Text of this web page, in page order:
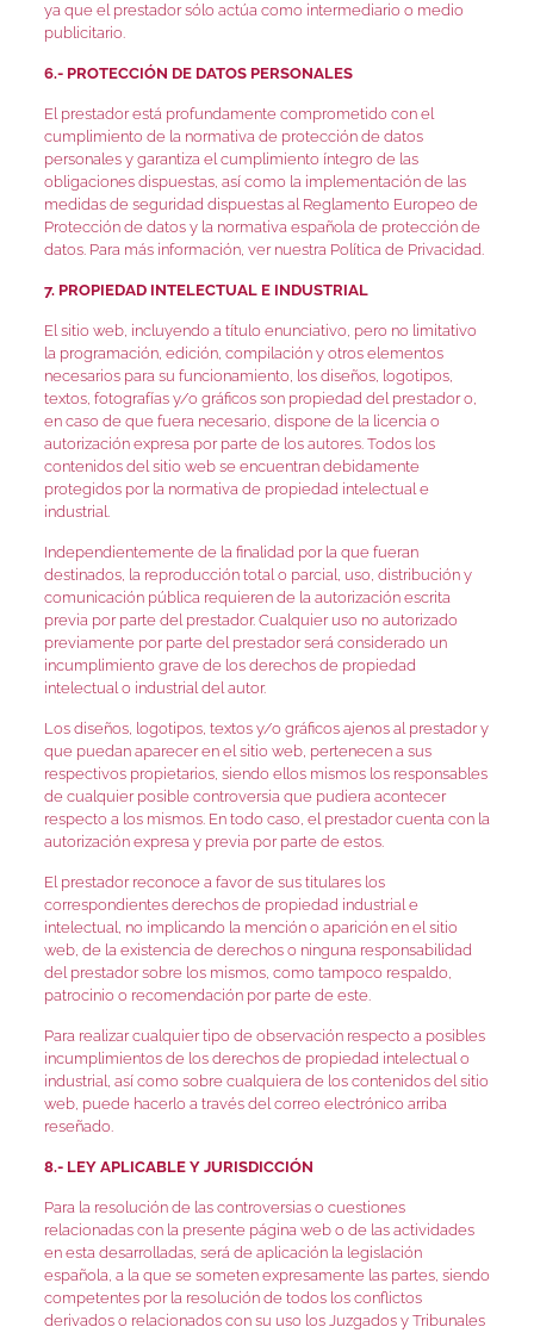
ya que el prestador sólo actúa como intermediario o medio
publicitario.
6.- PROTECCIÓN DE DATOS PERSONALES
El prestador está profundamente comprometido con el
cumplimiento de la normativa de protección de datos
personales y garantiza el cumplimiento íntegro de las
obligaciones dispuestas, así como la implementación de las
medidas de seguridad dispuestas al Reglamento Europeo de
Protección de datos y la normativa española de protección de
datos. Para más información, ver nuestra Política de Privacidad.
7. PROPIEDAD INTELECTUAL E INDUSTRIAL
El sitio web, incluyendo a título enunciativo, pero no limitativo
la programación, edición, compilación y otros elementos
necesarios para su funcionamiento, los diseños, logotipos,
textos, fotografías y/o gráficos son propiedad del prestador o,
en caso de que fuera necesario, dispone de la licencia o
autorización expresa por parte de los autores. Todos los
contenidos del sitio web se encuentran debidamente
protegidos por la normativa de propiedad intelectual e
industrial.
Independientemente de la finalidad por la que fueran
destinados, la reproducción total o parcial, uso, distribución y
comunicación pública requieren de la autorización escrita
previa por parte del prestador. Cualquier uso no autorizado
previamente por parte del prestador será considerado un
incumplimiento grave de los derechos de propiedad
intelectual o industrial del autor.
Los diseños, logotipos, textos y/o gráficos ajenos al prestador y
que puedan aparecer en el sitio web, pertenecen a sus
respectivos propietarios, siendo ellos mismos los responsables
de cualquier posible controversia que pudiera acontecer
respecto a los mismos. En todo caso, el prestador cuenta con la
autorización expresa y previa por parte de estos.
El prestador reconoce a favor de sus titulares los
correspondientes derechos de propiedad industrial e
intelectual, no implicando la mención o aparición en el sitio
web, de la existencia de derechos o ninguna responsabilidad
del prestador sobre los mismos, como tampoco respaldo,
patrocinio o recomendación por parte de este.
Para realizar cualquier tipo de observación respecto a posibles
incumplimientos de los derechos de propiedad intelectual o
industrial, así como sobre cualquiera de los contenidos del sitio
web, puede hacerlo a través del correo electrónico arriba
reseñado.
8.- LEY APLICABLE Y JURISDICCIÓN
Para la resolución de las controversias o cuestiones
relacionadas con la presente página web o de las actividades
en esta desarrolladas, será de aplicación la legislación
española, a la que se someten expresamente las partes, siendo
competentes por la resolución de todos los conflictos
derivados o relacionados con su uso los Juzgados y Tribunales